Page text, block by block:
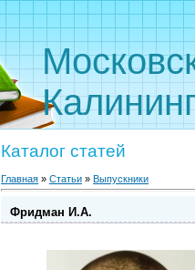
Каталог статей
Главная » Статьи » Выпускники
Фридман И.А.